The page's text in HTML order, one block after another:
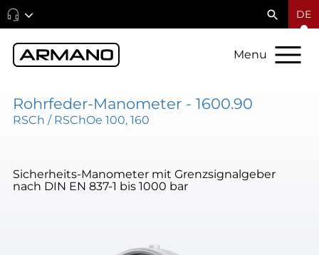
DE
Menu
Rohrfeder-Manometer - 1600.90
RSCh / RSChOe 100, 160
Sicherheits-Manometer mit Grenzsignalgeber
nach DIN EN 837-1 bis 1000 bar